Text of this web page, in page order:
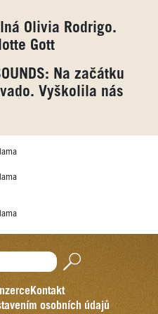
Olivia Rodrigo.
Gott
Na začátku
Vyškolila nás
Kontakt
osobních údajů